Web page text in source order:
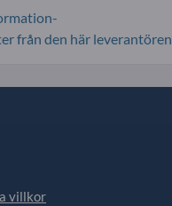
från den här leverantören
villkor